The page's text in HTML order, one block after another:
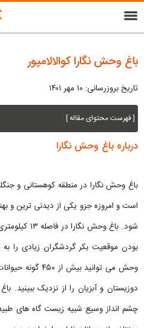
menu
باغ وحش نگارا کوالالامپور
تاریخ بروزرسانی: ۱۰ مهر ۱۴۰۱
[ فهرست محتوای مقاله ]
درباره باغ وحش نگارا
باغ وحش نگارا در منطقه کوهستانی و
است و امروزه جزو یکی از دیدنی ترین و
شود. باغ وحش
بودن موقعیت بکر گردشگران زیادی
وحش می توانید
چشم انداز وسیع شبیه زیست گاه های